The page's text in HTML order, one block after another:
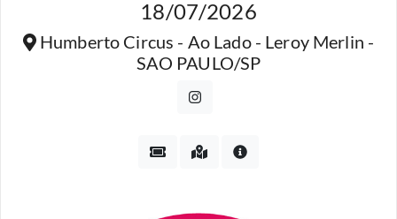
18/07/2026
Humberto Circus - Ao Lado - Leroy Merlin -
SAO PAULO/SP